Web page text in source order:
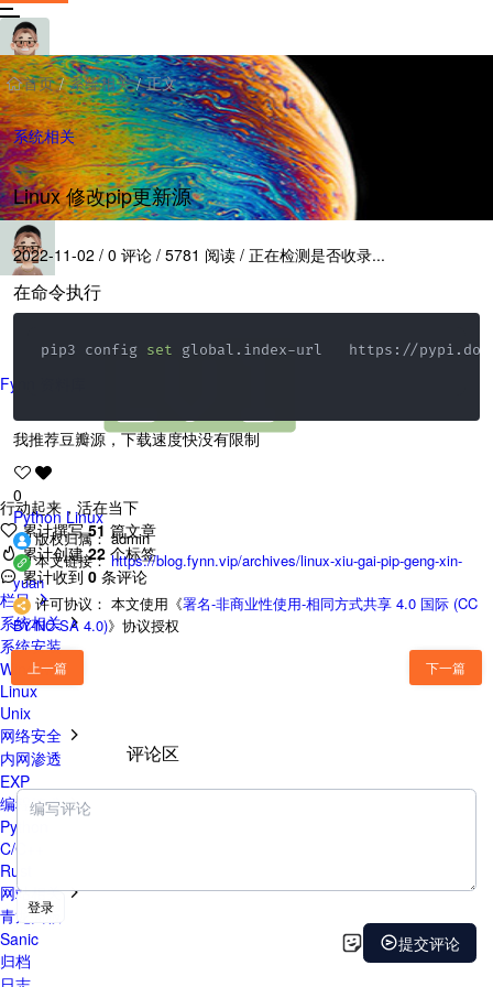
Fynn 资料库
行动起来，活在当下
累计撰写51 篇文章
累计创建22 个标签
累计收到 0 条评论
栏目
系统相关
系统安装
Windows
Linux
Unix
网络安全
内网渗透
EXP
编程技术
Python
C/C++
Rust
网站相关
青龙面板
Sanic
归档
首页 / 系统相关 / 正文
系统相关
Linux 修改pip更新源
2022-11-02 / 0 评论 / 5781 阅读 / 正在检测是否收录...
在命令执行
pip3 config set global.index-url   https://
我推荐豆瓣源，下载速度快没有限制
0
Python Linux
版权归属： admin
本文链接： https://blog.fynn.vip/archives/linux-xiu-gai-pip-geng-xin-
yuan
许可协议： 本文使用《署名-非商业性使用-相同方式共享 4.0 国际 (CC
BY-NC-SA 4.0)》协议授权
上一篇 下一篇
评论区